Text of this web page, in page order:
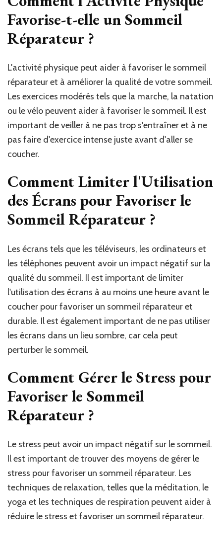
Favorise-t-elle un Sommeil
Réparateur ?
L'activité physique peut aider à favoriser le sommeil
réparateur et à améliorer la qualité de votre sommeil.
Les exercices modérés tels que la marche, la natation
ou le vélo peuvent aider à favoriser le sommeil. Il est
important de veiller à ne pas trop s'entraîner et à ne
pas faire d'exercice intense juste avant d'aller se
coucher.
Comment Limiter l'Utilisation
des Écrans pour Favoriser le
Sommeil Réparateur ?
Les écrans tels que les téléviseurs, les ordinateurs et
les téléphones peuvent avoir un impact négatif sur la
qualité du sommeil. Il est important de limiter
l'utilisation des écrans à au moins une heure avant le
coucher pour favoriser un sommeil réparateur et
durable. Il est également important de ne pas utiliser
les écrans dans un lieu sombre, car cela peut
perturber le sommeil.
Comment Gérer le Stress pour
Favoriser le Sommeil
Réparateur ?
Le stress peut avoir un impact négatif sur le sommeil.
Il est important de trouver des moyens de gérer le
stress pour favoriser un sommeil réparateur. Les
techniques de relaxation, telles que la méditation, le
yoga et les techniques de respiration peuvent aider à
réduire le stress et favoriser un sommeil réparateur.